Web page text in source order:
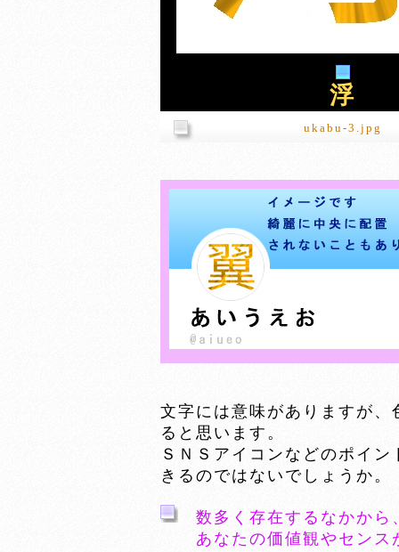
浮
ukabu-3.jpg
文字には意味がありますが
ると思います。
ＳＮＳアイコンなどのポイ
きるのではないでしょうか。
数多く存在するなかか
あなたの価値観やセン